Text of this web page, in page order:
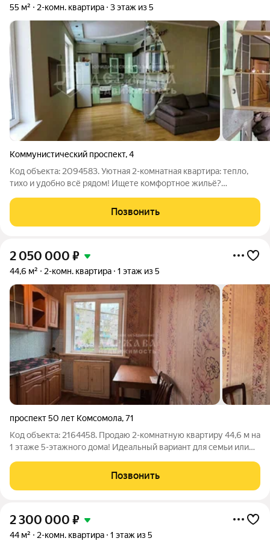
55 м² 2-комн. квартира 3 этаж из 5
Коммунистический проспект,4
Код объекта: 2094583. Уютная 2-комнатная квартира: тепло,
тихо и удобно всё рядом! Ищете комфортное жильё?
историческом доме сталинской постройки идеальное место
Позвонить
2 050 000 ₽
44,6 м² 2-комн. квартира 1 этаж из 5
проспект 50 лет Комсомола,71
Код объекта: 2164458. Продаю 2-комнатную квартиру 44,6 м на
1 этаже 5-этажного дома! Идеальный вариант для семьи или
Ключевые плюсы: - Внутриквартальный дом без проезжей
части у окон, тишина
Позвонить
2 300 000 ₽
44 м² 2-комн. квартира 1 этаж из 5